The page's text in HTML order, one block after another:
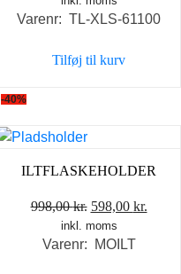
pris
595,00 kr..
pris
Varenr: TL-XLS-61100
Tilføj til kurv
-40%
ILTFLASKEHOLDER
998,00kr. Den
oprindelige
pris
598,00 kr.
inkl. moms
Varenr: MOILT